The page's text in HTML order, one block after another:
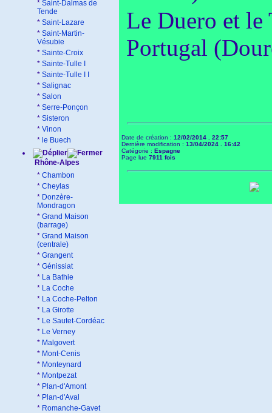
* Saint-Dalmas de
Tende
* Saint-Lazare
* Saint-Martin-
Vésubie
* Sainte-Croix
* Sainte-Tulle I
* Sainte-Tulle I I
* Salignac
* Salon
* Serre-Ponçon
* Sisteron
* Vinon
* le Buech
Rhône-Alpes
* Chambon
* Cheylas
* Donzère-
Mondragon
* Grand Maison
(barrage)
* Grand Maison
(centrale)
* Grangent
* Génissiat
* La Bathie
* La Coche
* La Coche-Pelton
* La Girotte
* Le Sautet-Cordéac
* Le Verney
* Malgovert
* Mont-Cenis
* Monteynard
* Montpezat
* Plan-d'Amont
* Plan-d'Aval
* Romanche-Gavet
Le Duero et le
Portugal
Date de création : 12/02/2014 . 22:57
Dernière modification : 13/04/2024 . 16:42
Catégorie : Espagne
Page lue 7911 fois